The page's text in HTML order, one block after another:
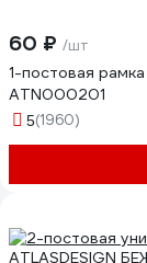
60 ₽ /шт
1-постовая
ATN000201
5(1960)